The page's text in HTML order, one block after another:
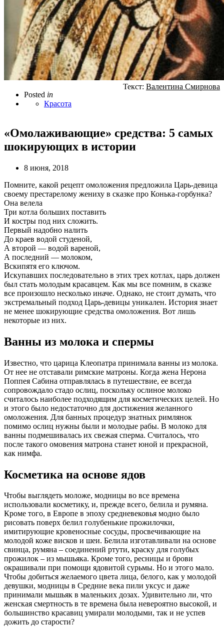
Posted in
Красота
Текст: Валентина Смирнова
«Омолаживающие» средства: 5 самых
шокирующих в истории
8 июня, 2018
Помните, какой рецепт омоложения предложила Царь-девица
своему престарелому жениху в сказке про Конька-горбунка?
Она велела
Три котла больших поставить
И костры под них сложить.
Первый надобно налить
До краев водой студеной,
А второй — водой вареной,
А последний — молоком,
Вскипятя его ключом.
Искупавших последовательно в этих трех котлах, царь должен
был стать молодым красавцем. Как мы все помним, в сказке
все произошло несколько иначе. Однако, не стоит думать, что
экстремальный подход Царь-девицы уникален. История знает
не менее шокирующие средства омоложения. Вот лишь
некоторые из них.
Ванны из молока и спермы
Известно, что царица Клеопатра принимала ванны из молока.
От нее не отставали римские матроны. Когда жена Нерона
Поппея Сабина отправлялась в путешествие, ее всегда
сопровождало стадо ослиц, поскольку ослиное молоко
считалось наиболее подходящим для косметических целей. Но
и этого было недостаточно для достижения желанного
омоложения. Для банных процедур знатных римлянок
помимо ослиц нужны были и молодые рабы. В молоко для
ванны подмешивалась их свежая сперма. Считалось, что
после такого омовения матрона станет юной и прекрасной,
как нимфа.
Косметика на основе ядов
Чтобы выглядеть моложе, модницы во все времена
использовали косметику, и, прежде всего, белила и румяна.
Кроме того, в Европе в эпоху средневековья модно было
рисовать поверх белил голубенькие прожилочки,
имитирующие кровеносные сосуды, просвечивающие на
молодой коже висков и шеи. Белила изготавливали на основе
свинца, румяна – соединений ртути, краску для голубых
прожилок – из мышьяка. Кроме того, ресницы и брови
окрашивали при помощи ядовитой сурьмы. Но и этого мало.
Чтобы добиться желаемого цвета лица, белого, как у молодой
девушки, модницы в Средние века пили уксус и даже
принимали мышьяк в маленьких дозах. Удивительно ли, что
женская смертность в те времена была невероятно высокой, и
большинство красавиц умирали молодыми, так и не успев
дожить до старости?